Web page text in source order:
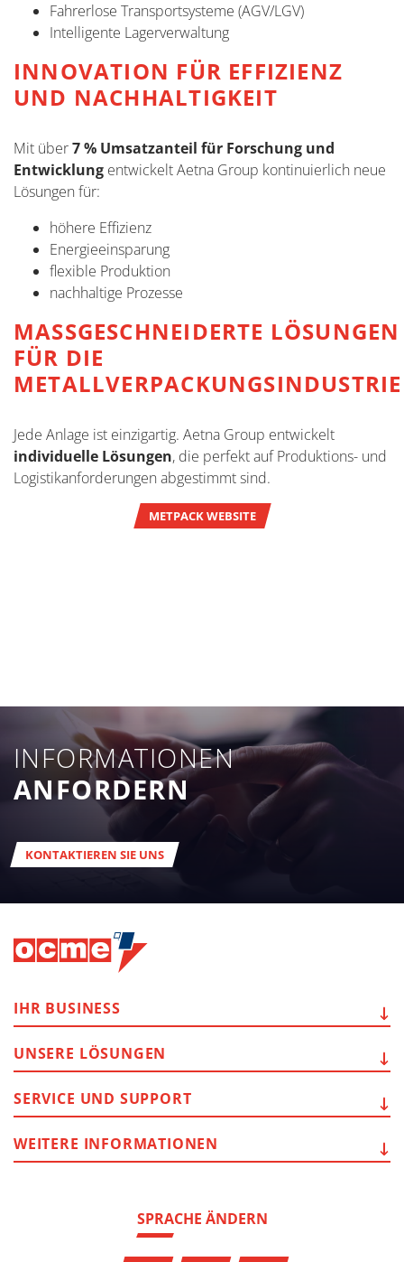
Fahrerlose Transportsysteme (AGV/LGV)
Intelligente Lagerverwaltung
INNOVATION FÜR EFFIZIENZ
UND NACHHALTIGKEIT
Mit über7 % Umsatzanteil für Forschung und
Entwicklung entwickelt Aetna Group kontinuierlich neue
Lösungen für:
höhere Effizienz
Energieeinsparung
flexible Produktion
nachhaltige Prozesse
MASSGESCHNEIDERTE LÖSUNGEN F
ÜR DIE M
ETALLVERPACKUNGSINDUSTRIE
Jede Anlage ist einzigartig. Aetna Group entwickelt
individuelle Lösungen, die perfekt auf Produktions- und
Logistikanforderungen abgestimmt sind.
METPACK WEBSITE
INFORMATIONEN
ANFORDERN
KONTAKTIEREN SIE UNS
SPRACHE ÄNDERN
IHR BUSINESS
UNSERE LÖSUNGEN
SERVICE UND SUPPORT
WEITERE INFORMATIONEN